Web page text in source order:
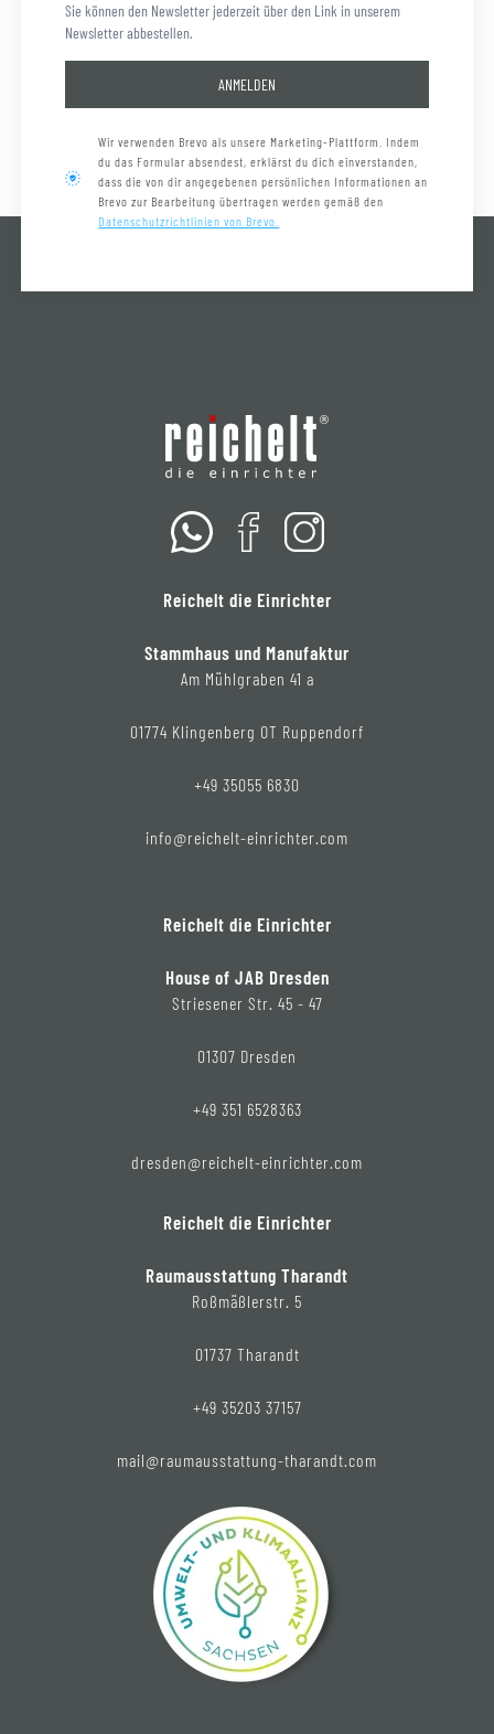
Sie können den Newsletter jederzeit über den Link in unserem
Newsletter abbestellen.
ANMELDEN
Wir verwenden Brevo als unsere Marketing-Plattform. Indem
du das Formular absendest, erklärst du dich einverstanden,
dass die von dir angegebenen persönlichen Informationen an
Brevo zur Bearbeitung übertragen werden gemäß den
Datenschutzrichtlinien von Brevo.
Reichelt die Einrichter
Stammhaus und Manufaktur
Am Mühlgraben 41 a
01774 Klingenberg OT Ruppendorf
+49 35055 6830
info@reichelt-einrichter.com
Reichelt die Einrichter
House of JAB Dresden
Striesener Str. 45 - 47
01307 Dresden
+49 351 6528363
dresden@reichelt-einrichter.com
Reichelt die Einrichter
Raumausstattung Tharandt
Roßmäßlerstr. 5
01737 Tharandt
+49 35203 37157
mail@raumausstattung-tharandt.com